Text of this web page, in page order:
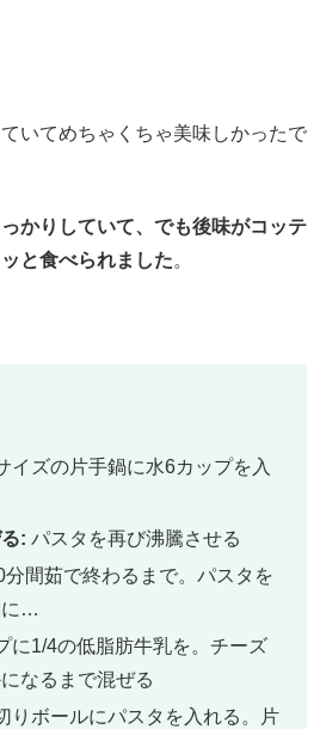
いてめちゃくちゃ美味しかったで
かりしていて、でも後味がコッテ
と食べられました。
イズの片手鍋に水6カップを入
: パスタを再び沸騰させる
分間茹で終わるまで。パスタを
に…
に1/4の低脂肪牛乳を。チーズ
なるまで混ぜる
りボールにパスタを入れる。片